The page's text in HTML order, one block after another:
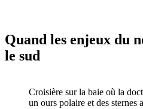
Quand les enjeux du
le sud
Croisière sur la baie où la
un ours polaire et des sternes